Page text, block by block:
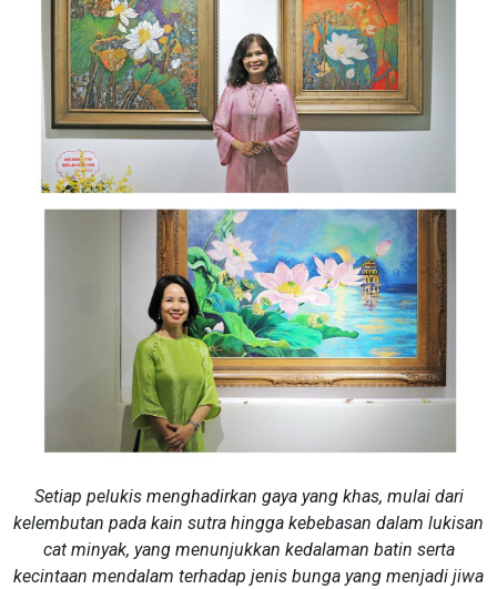
Setiap pelukis menghadirkan gaya yang khas, mulai dari
kelembutan pada kain sutra hingga kebebasan dalam lukisan
cat minyak, yang menunjukkan kedalaman batin serta
kecintaan mendalam terhadap jenis bunga yang menjadi jiwa